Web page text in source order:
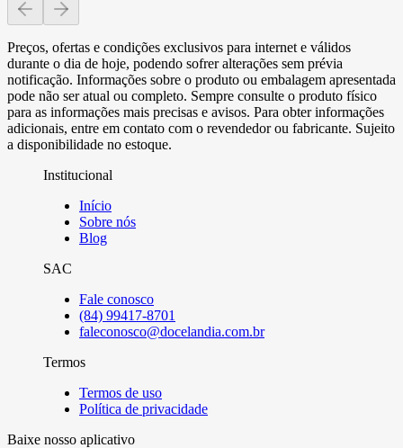
Preços, ofertas e condições exclusivos para internet e válidos
durante o dia de hoje, podendo sofrer alterações sem prévia
notificação. Informações sobre o produto ou embalagem apresentada
pode não ser atual ou completo. Sempre consulte o produto físico
para as informações mais precisas e avisos. Para obter informações
adicionais, entre em contato com o revendedor ou fabricante. Sujeito
a disponibilidade no estoque.
Institucional
Início
Sobre nós
Blog
SAC
Fale conosco
(84) 99417-8701
faleconosco@docelandia.com.br
Termos
Termos de uso
Política de privacidade
Baixe nosso aplicativo